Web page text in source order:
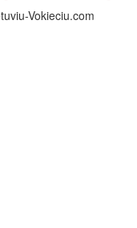
Vokieciu.com